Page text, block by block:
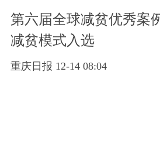
第六届全球减贫优秀案
减贫模式入选
重庆日报 12-14 08:04